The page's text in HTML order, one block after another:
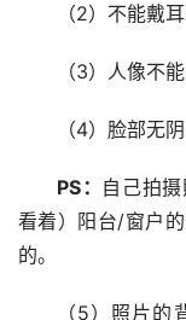
（2）不能戴
（3）人像不
（4）脸部无
PS： 自己拍
看着）阳台/窗户
的。
（5）照片